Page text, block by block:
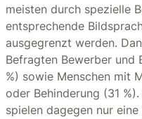
meisten durch spezielle
entsprechende
ausgegrenzt werden.
Befragten Bewerber und
%) sowie Menschen mit
oder Behinderung (31
spielen dagegen nur eine